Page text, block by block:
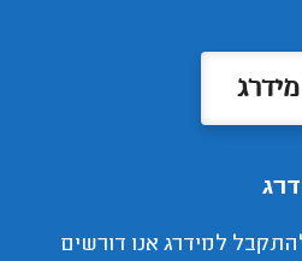
למידרג אנו דורשים